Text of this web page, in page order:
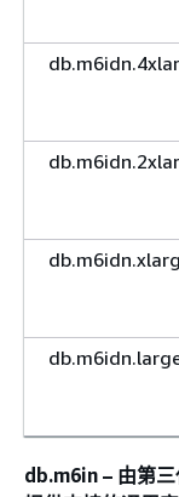
db.m6in – 由第